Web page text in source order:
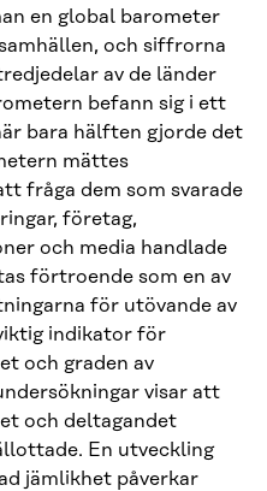
en global barometer
och siffrorna
av de länder
befann sig i ett
bara hälften gjorde det
mättes
fråga dem som svarade
företag,
och media handlade
förtroende som en av
för utövande av
indikator för
och graden av
visar att
och deltagandet
En utveckling
jämlikhet påverkar